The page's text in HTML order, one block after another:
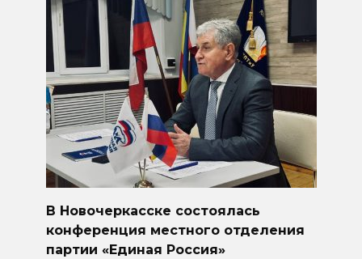
В Новочеркасске состоялась
конференция местного отделения
партии «Единая Россия»